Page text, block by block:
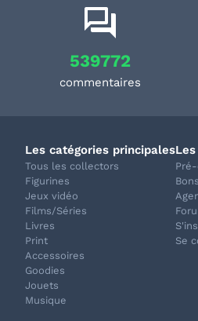
539772
commentaires
Les catégories principales
Tous les collectors
Figurines
Jeux vidéo
Films/Séries
Livres
Print
Accessoires
Goodies
Jouets
Musique
Se